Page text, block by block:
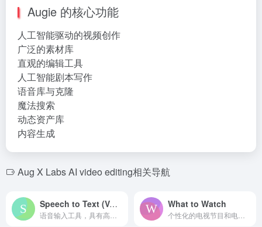
Augie 的核心功能
人工智能驱动的视频创作
广泛的素材库
直观的编辑工具
人工智能剧本写作
语音库与克隆
魔法搜索
动态资产库
内容生成
Aug X Labs AI video editing相关导航
Speech to Text (Voice Typing) What to Watch